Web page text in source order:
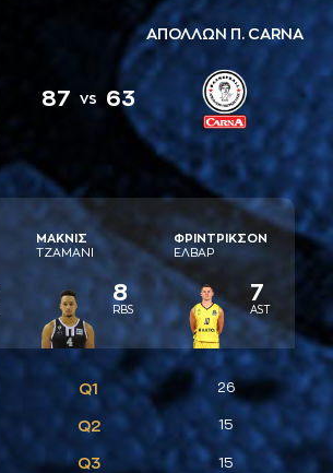
87 vs 63
ΑΠΟΛΛΩΝ Π. CARNA
ΜAΚΝΙΣ
ΤΖAΜAΝΙ
8
RBS
ΦΡΙΝΤΡΙΚΣΟΝ
ΕΛΒAΡ
7
AST
Q1 26
Q2 15
Q3 15